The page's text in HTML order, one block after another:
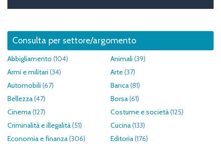
Consulta per settore/argomento
Abbigliamento (104) Animali (39)
Armi e militari (34) Arte(37)
Automobili (67) Banca(81)
Bellezza(47) Borsa(61)
Cinema(127) Costume e società(125)
Criminalità e illegalità(51) Cucina(133)
Economia e finanza(306) Editoria(176)